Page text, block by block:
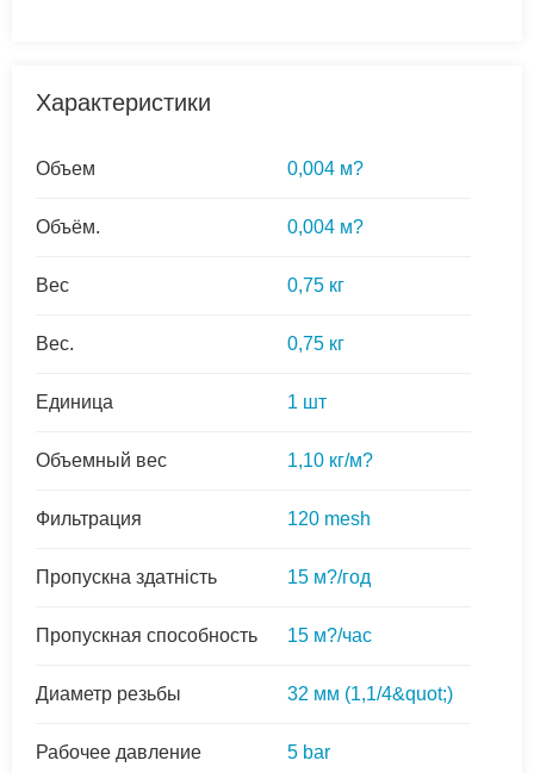
Характеристики
Объем 0,004 м?
Объём. 0,004 м?
Вес 0,75 кг
Вес. 0,75 кг
Единица 1 шт
Объемный вес 1,10 кг/м?
Фильтрация 120 mesh
Пропускна здатність 15 м?/год
Пропускная способность 15 м?/час
Диаметр резьбы 32 мм (1,1/4&quot;)
Рабочее давление 5 bar